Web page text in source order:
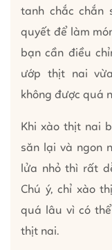
tanh chắc chắn
quyết để làm
bạn cần điều
ướp thịt nai
không được quá
Khi xào thịt nai
săn lại và ngon
lửa nhỏ thì rất
Chú ý, chỉ xào
quá lâu vì có
thịt nai.